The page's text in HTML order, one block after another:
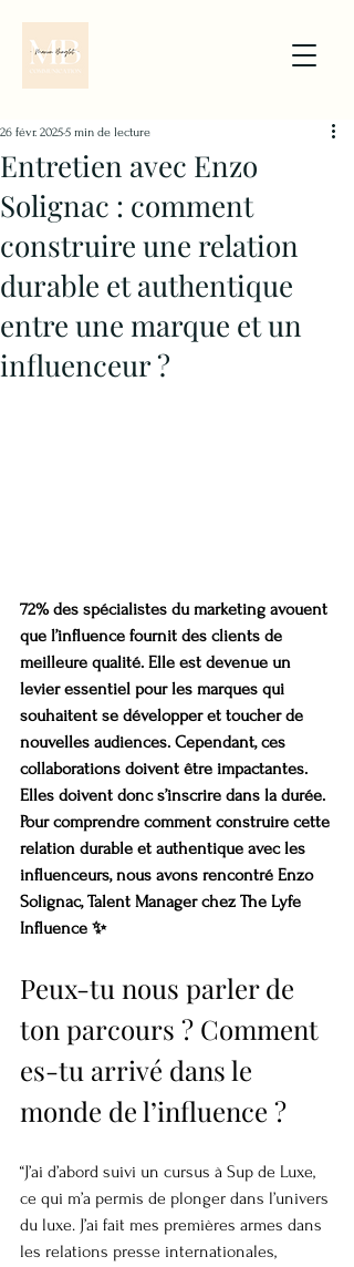
Entretien avec Enzo
Solignac : comment
construire une relation
durable et authentique
entre une marque et un
influenceur ?
26 févr. 20255 min de lecture
72% des spécialistes du marketing avouent
que l’influence fournit des clients de
meilleure qualité. Elle est devenue un
levier essentiel pour les marques qui
souhaitent se développer et toucher de
nouvelles audiences. Cependant, ces
collaborations doivent être impactantes.
Elles doivent donc s’inscrire dans la durée.
Pour comprendre comment construire cette
relation durable et authentique avec les
influenceurs, nous avons rencontré Enzo
Solignac, Talent Manager chez The Lyfe
Influence ✨
Peux-tu nous parler de
ton parcours ? Comment
es-tu arrivé dans le
monde de l’influence ?
“J’ai d’abord suivi un cursus à Sup de Luxe,
ce qui m’a permis de plonger dans l’univers
du luxe. J’ai fait mes premières armes dans
les relations presse internationales,